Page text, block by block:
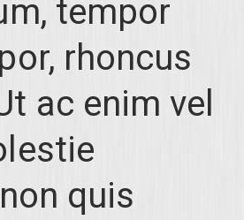
tempor
rhoncus
ac enim vel
quis